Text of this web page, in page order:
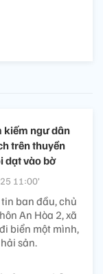
kiếm ngư dân
trên thuyền
dạt vào bờ
11:00’
ban đầu, chủ
An Hòa 2, xã
biển một mình,
sản.